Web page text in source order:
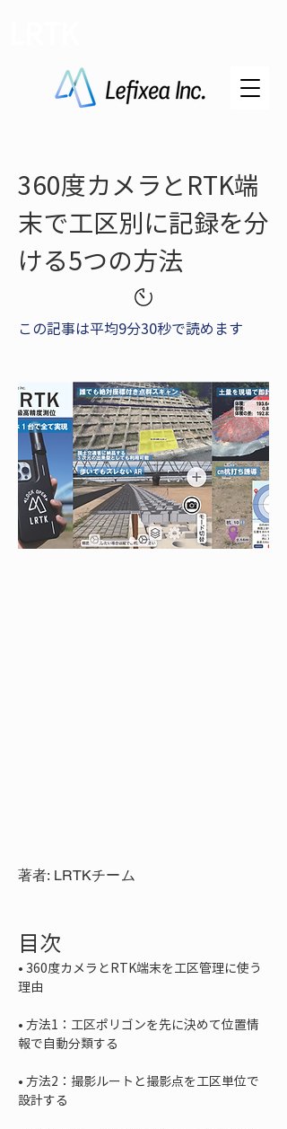
360度カメラとRTK端
末で工区別に記録を分
ける5つの方法
この記事は平均9分30秒で読めます
著者: LRTKチーム
目次
• 360度カメラとRTK端末を工区管理に使う
• 方法1：工区ポリゴンを先に決めて位置情
• 方法2：撮影ルートと撮影点を工区単位で